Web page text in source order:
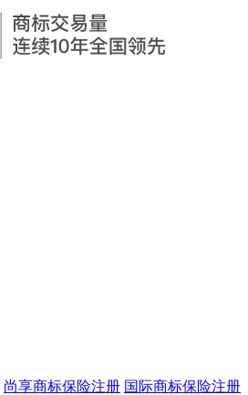
尚享商标保险注册 国际商标保险注册